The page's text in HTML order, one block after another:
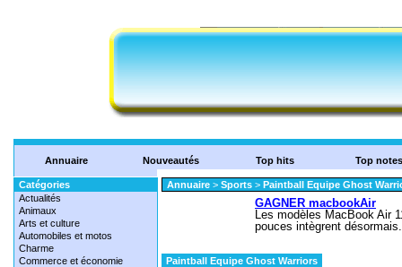
Annuaire Nouveautés Top hits Top notes
Catégories
Actualités
Animaux
Arts et culture
Automobiles et motos
Charme
Commerce et économie
Annuaire > Sports > Paintball Equipe Ghost
Paintball Equipe Ghost Warriors